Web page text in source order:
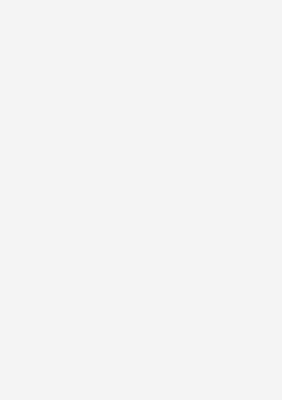
Antworten. In der letzten Sommerumfrage lag
bei +62,9
des ZVSHK ergibt in diesem
deutlich positive Stimmungslage bei den
SHK-Organisation. An der repräsentativen
zweiten Märzhälfte 2015 beteiligten sich 542